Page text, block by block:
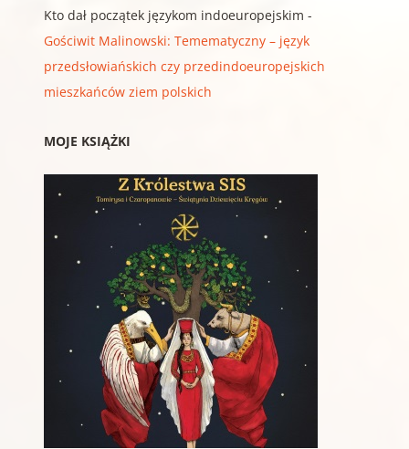
Kto dał początek językom indoeuropejskim -
Gościwit Malinowski: Temematyczny – język
przedsłowiańskich czy przedindoeuropejskich
mieszkańców ziem polskich
MOJE KSIĄŻKI